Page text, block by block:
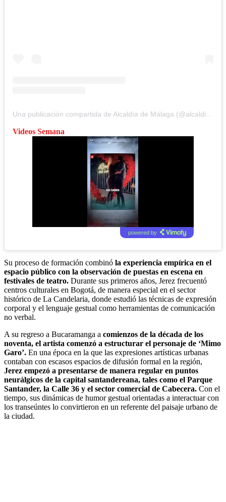
Videos Semana
powered by
Su proceso de formación combinó la experiencia empírica en el
espacio público con la observación de puestas en escena en
festivales de teatro. Durante sus primeros años, Jerez frecuentó
centros culturales en Bogotá, de manera especial en el sector
histórico de La Candelaria, donde estudió las técnicas de expresión
corporal y el lenguaje gestual como herramientas de comunicación
no verbal.
A su regreso a Bucaramanga a comienzos de la década de los
noventa, el artista comenzó a estructurar el personaje de ‘Mimo
Garo’. En una época en la que las expresiones artísticas urbanas
contaban con escasos espacios de difusión formal en la región,
Jerez empezó a presentarse de manera regular en puntos
neurálgicos de la capital santandereana, tales como el Parque
Santander, la Calle 36 y el sector comercial de Cabecera. Con el
tiempo, sus dinámicas de humor gestual orientadas a interactuar con
los transeúntes lo convirtieron en un referente del paisaje urbano de
la ciudad.